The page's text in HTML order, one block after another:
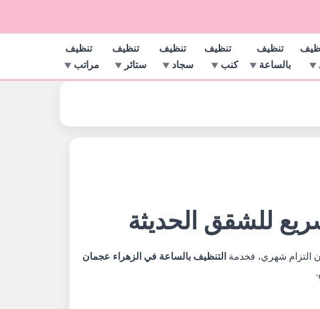
تنظيف
بالساعة
تنظيف
كنب
تنظيف
سجاد
تنظيف
ستائر
تنظيف
مراتب
للشقق الحديثة
شهري، فخدمة التنظيف بالساعة في الزهراء عجمان